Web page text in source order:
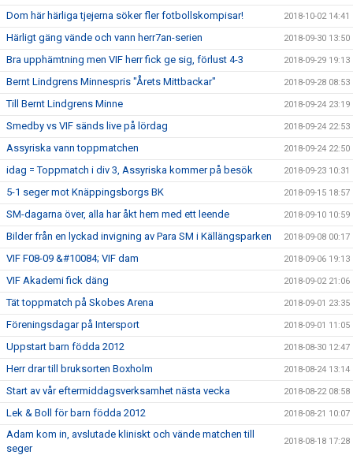
Dom här härliga tjejerna söker fler fotbollskompisar! 2018-10-02 14:41
Härligt gäng vände och vann herr7an-serien 2018-09-30 13:50
Bra upphämtning men VIF herr fick ge sig, förlust 4-3 2018-09-29 19:13
Bernt Lindgrens Minnespris "Årets Mittbackar" 2018-09-28 08:53
Till Bernt Lindgrens Minne 2018-09-24 23:19
Smedby vs VIF sänds live på lördag 2018-09-24 22:53
Assyriska vann toppmatchen 2018-09-24 22:50
idag = Toppmatch i div 3, Assyriska kommer på besök 2018-09-23 10:31
5-1 seger mot Knäppingsborgs BK 2018-09-15 18:57
SM-dagarna över, alla har åkt hem med ett leende 2018-09-10 10:59
Bilder från en lyckad invigning av Para SM i Källängsparken 2018-09-08 00:17
VIF F08-09 &#10084; VIF dam 2018-09-06 19:13
VIF Akademi fick däng 2018-09-02 21:06
Tät toppmatch på Skobes Arena 2018-09-01 23:35
Föreningsdagar på Intersport 2018-09-01 11:05
Uppstart barn födda 2012 2018-08-30 12:47
Herr drar till bruksorten Boxholm 2018-08-24 13:14
Start av vår eftermiddagsverksamhet nästa vecka 2018-08-22 08:58
Lek & Boll för barn födda 2012 2018-08-21 10:07
Adam kom in, avslutade kliniskt och vände matchen till
seger
2018-08-18 17:28